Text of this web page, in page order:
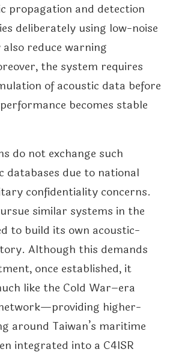
propagation and detection
deliberately using low-noise
reduce warning
the system requires
of acoustic data before
becomes stable
do not exchange such
databases due to national
confidentiality concerns.
similar systems in the
to build its own acoustic-
Although this demands
once established, it
like the Cold War–era
higher-
around Taiwan’s maritime
integrated into a C4ISR